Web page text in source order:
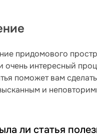
придомового
очень интересный
поможет вам
и
ли статья